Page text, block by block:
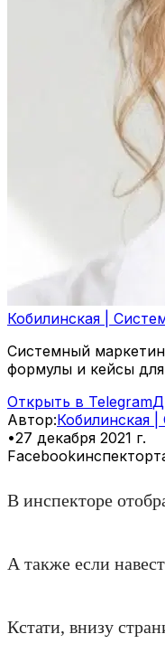
Кобилинская |
Системный
формулы и кейсы
Открыть в Telegram
Автор:Кобилинская
•27 декабря 2021 г.
Facebookинспектор
В инспекторе
А также если
Кстати, внизу